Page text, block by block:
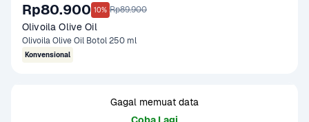
Rp80.900 10% Rp89.900
Olivoila Olive Oil
Olivoila Olive Oil Botol 250 ml
Konvensional
Gagal memuat data